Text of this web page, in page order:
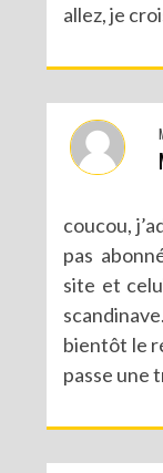
allez, je
coucou,
pas
site et
bientôt le
passe une